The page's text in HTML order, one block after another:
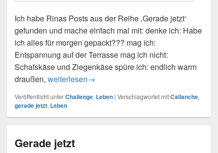
Ich habe Rinas Posts aus der Reihe ‚Gerade jetzt‘
gefunden und mache einfach mal mit: denke ich: Habe
ich alles für morgen gepackt??? mag ich:
Entspannung auf der Terrasse mag ich nicht:
Schafskäse und Ziegenkäse spüre ich: endlich warm
draußen, Gerade jetzt 2025-06-13
weiterlesen→
Veröffentlicht unterChallenge, Leben | Verschlagwortet mitCallanche,
gerade jetzt, Leben
Gerade jetzt